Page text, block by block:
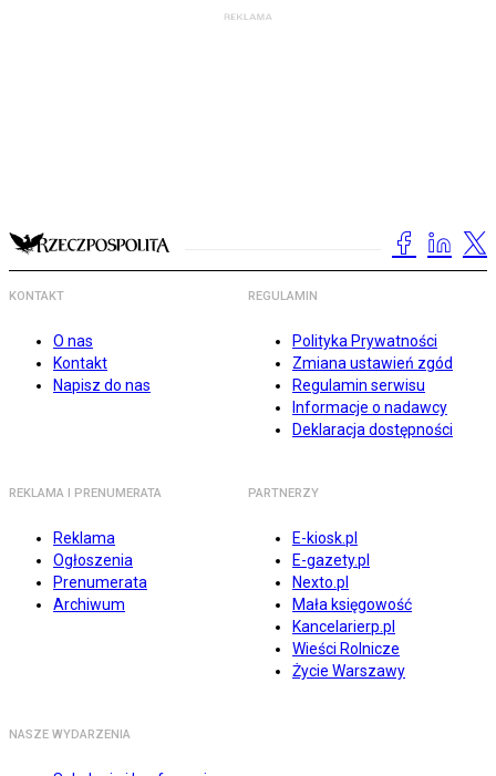
KONTAKT
O nas
Kontakt
Napisz do nas
REGULAMIN
Polityka Prywatności
Zmiana ustawień zgód
Regulamin serwisu
Informacje o nadawcy
Deklaracja dostępności
REKLAMA I PRENUMERATA
Reklama
Ogłoszenia
Prenumerata
Archiwum
PARTNERZY
E-kiosk.pl
E-gazety.pl
Nexto.pl
Mała księgowość
Kancelarierp.pl
Wieści Rolnicze
Życie Warszawy
NASZE WYDARZENIA